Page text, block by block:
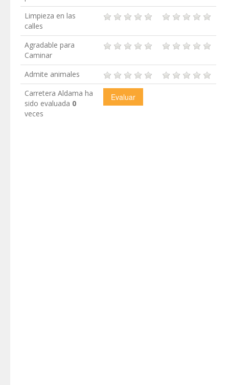
Limpieza en las
calles
Agradable para
Caminar
Admite animales
Carretera Aldama ha
sido evaluada 0
veces